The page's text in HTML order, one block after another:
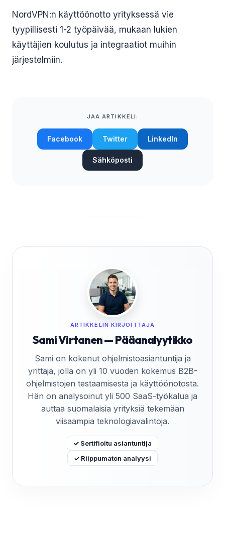
NordVPN:n käyttöönotto yrityksessä vie
tyypillisesti 1-2 työpäivää, mukaan lukien
käyttäjien koulutus ja integraatiot muihin
järjestelmiin.
JAA ARTIKKELI:
Facebook Twitter LinkedIn
Sähköposti
ARTIKKELIN KIRJOITTAJA
Sami Virtanen — Pääanalyytikko
Sami on kokenut ohjelmistoasiantuntija ja
yrittäjä, jolla on yli 10 vuoden kokemus B2B-
ohjelmistojen testaamisesta ja käyttöönotosta.
Hän on analysoinut yli 500 SaaS-työkalua ja
auttaa suomalaisia yrityksiä tekemään
viisaampia teknologiavalintoja.
✓ Sertifioitu asiantuntija
✓ Riippumaton analyysi